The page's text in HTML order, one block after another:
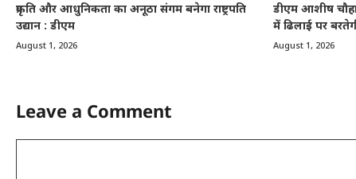
प्रकृति और आधुनिकता का अनूठा संगम बनेगा राष्ट्रपति
उद्यान : डीएम
August 1, 2026
डीएम आशीष
में ढिलाई पर
August 1, 2026
Leave a Comment